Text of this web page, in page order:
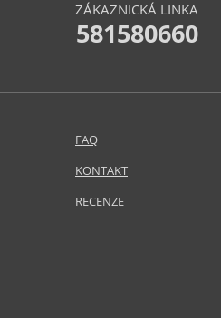
COCOSOLIS (15)
ZÁKAZNICKÁ LINKA
581580660
FAQ
KONTAKT
RECENZE